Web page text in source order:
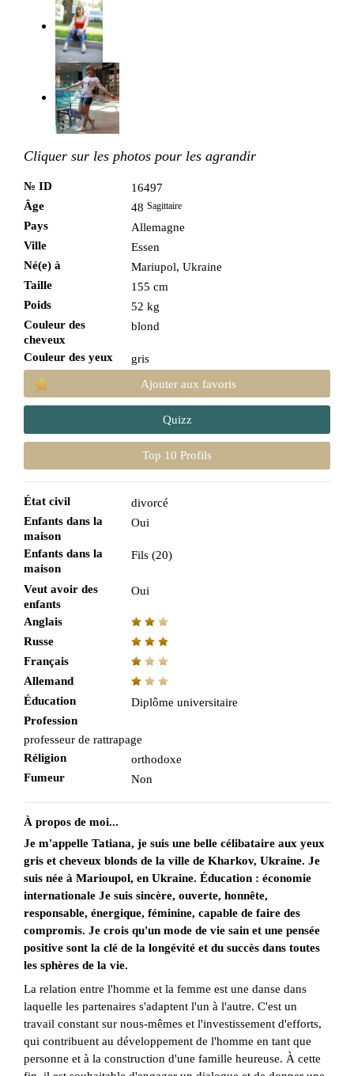
Cliquer sur les photos pour les agrandir
№ ID
16497
Âge
48 Sagittaire
Pays
Allemagne
Ville
Essen
Né(e) à
Mariupol, Ukraine
Taille
155 cm
Poids
52 kg
Couleur des
cheveux
blond
Couleur des yeux
gris
Ajouter aux favoris
Quizz
Top 10 Profils
État civil
divorcé
Enfants dans la
maison
Oui
Enfants dans la
maison
Fils (20)
Veut avoir des
enfants
Oui
Anglais
Russe
Français
Allemand
Éducation
Diplôme universitaire
Profession
professeur de rattrapage
Réligion
orthodoxe
Fumeur
Non
À propos de moi...
Je m'appelle Tatiana, je suis une belle célibataire aux yeux
gris et cheveux blonds de la ville de Kharkov, Ukraine. Je
suis née à Marioupol, en Ukraine. Éducation : économie
internationale Je suis sincère, ouverte, honnête,
responsable, énergique, féminine, capable de faire des
compromis. Je crois qu'un mode de vie sain et une pensée
positive sont la clé de la longévité et du succès dans toutes
les sphères de la vie.
La relation entre l'homme et la femme est une danse dans
laquelle les partenaires s'adaptent l'un à l'autre. C'est un
travail constant sur nous-mêmes et l'investissement d'efforts,
qui contribuent au développement de l'homme en tant que
personne et à la construction d'une famille heureuse. À cette